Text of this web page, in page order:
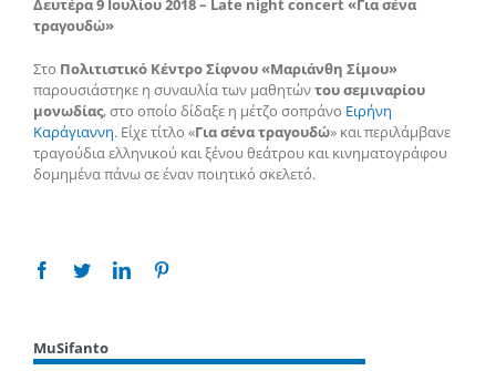
Δευτέρα 9 Ιουλίου 2018 – Late night concert «Για σένα
τραγουδώ»
Στο Πολιτιστικό Κέντρο Σίφνου «Μαριάνθη Σίμου»
παρουσιάστηκε η συναυλία των μαθητώντου σεμιναρίου
μονωδίας, στο οποίο δίδαξε η μέτζο σοπράνο Ειρήνη
Καράγιαννη. Είχε τίτλο «Για σένα τραγουδώ» και περιλάμβανε
τραγούδια ελληνικού και ξένου θεάτρου και κινηματογράφου
δομημένα πάνω σε έναν ποιητικό σκελετό.
Facebook
TwitterLinkedin
MuSifanto